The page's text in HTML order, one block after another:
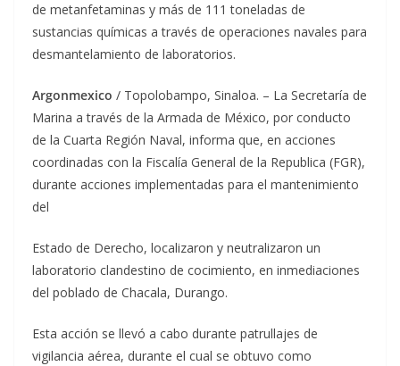
de metanfetaminas y más de 111 toneladas de
sustancias químicas a través de operaciones navales para
desmantelamiento de laboratorios.
Argonmexico / Topolobampo, Sinaloa. – La Secretaría de
Marina a través de la Armada de México, por conducto
de la Cuarta Región Naval, informa que, en acciones
coordinadas con la Fiscalía General de la Republica (FGR),
durante acciones implementadas para el mantenimiento
del
Estado de Derecho, localizaron y neutralizaron un
laboratorio clandestino de cocimiento, en inmediaciones
del poblado de Chacala, Durango.
Esta acción se llevó a cabo durante patrullajes de
vigilancia aérea, durante el cual se obtuvo como